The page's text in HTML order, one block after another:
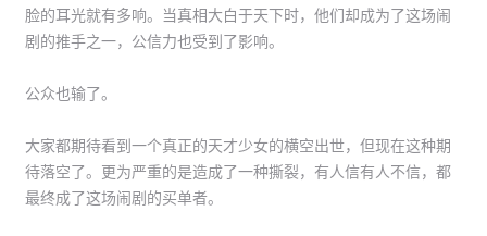
脸的耳光就有多响。
当真相大白于天下时，他们却成为了这场闹
剧的推手之一，公信力也受到了影响。
公众也输了。
大家都期待看到一个真正的天才少女的横空出世，但现在这种期
待落空了。更为严重的是造成了一种撕裂，有人信有人不信，都
最终成了这场闹剧的买单者。